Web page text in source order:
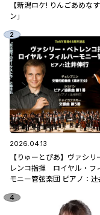
【新潟ロケ! りんごあめ
ン」
2026.04.13
【りゅーとぴあ】ヴァシリ
レンコ指揮 ロイヤル・フ
モニー管弦楽団 ピアノ：